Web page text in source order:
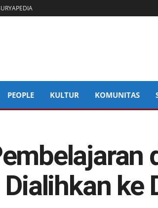
PEOPLE KULTUR KOMUNITAS
ke